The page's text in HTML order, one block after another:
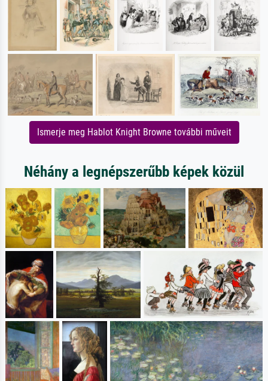
Ismerje meg Hablot Knight Browne további műveit
Néhány a legnépszerűbb képek közül